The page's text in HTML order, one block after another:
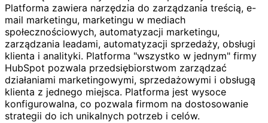
Platforma zawiera narzędzia do zarządzania treścią, e-
mail marketingu, marketingu w mediach
społecznościowych, automatyzacji marketingu,
zarządzania leadami, automatyzacji sprzedaży, obsługi
klienta i analityki. Platforma "wszystko w jednym" firmy
HubSpot pozwala przedsiębiorstwom zarządzać
działaniami marketingowymi, sprzedażowymi i obsługą
klienta z jednego miejsca. Platforma jest wysoce
konfigurowalna, co pozwala firmom na dostosowanie
strategii do ich unikalnych potrzeb i celów.